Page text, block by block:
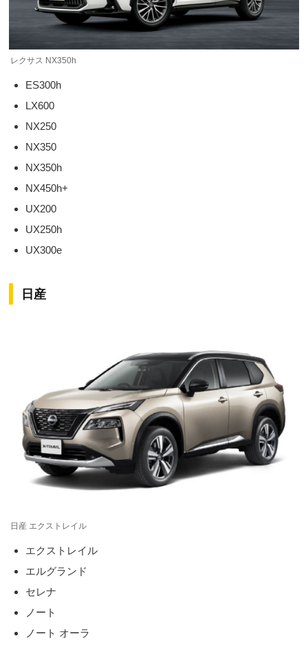
レクサス NX350h
ES300h
LX600
NX250
NX350
NX350h
NX450h+
UX200
UX250h
UX300e
日産
日産 エクストレイル
エクストレイル
エルグランド
セレナ
ノート
ノート オーラ